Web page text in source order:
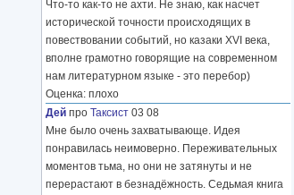
Что-то как-то не ахти. Не знаю, как насчет
исторической точности происходящих в
повествовании событий, но казаки XVI века,
вполне грамотно говорящие на современном
нам литературном языке - это перебор)
Оценка: плохо
Дей про Таксист 03 08
Мне было очень захватывающе. Идея
понравилась неимоверно. Переживательных
моментов тьма, но они не затянуты и не
перерастают в безнадёжность. Седьмая книга